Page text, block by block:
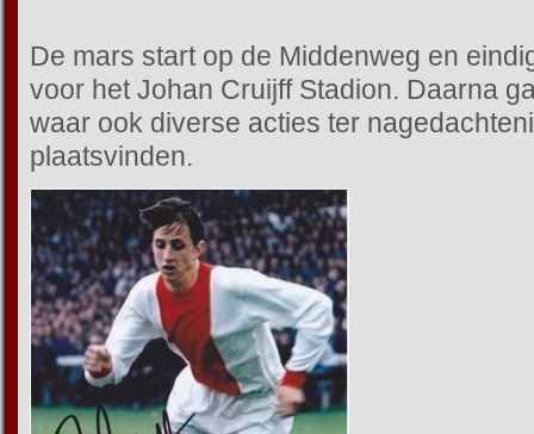
De mars start op de Middenweg en
voor het Johan Cruijff Stadion. Daarna
waar ook diverse acties ter
plaatsvinden.